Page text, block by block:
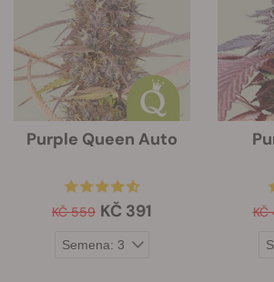
Purple Queen Auto
KČ 559 KČ 391 KČ